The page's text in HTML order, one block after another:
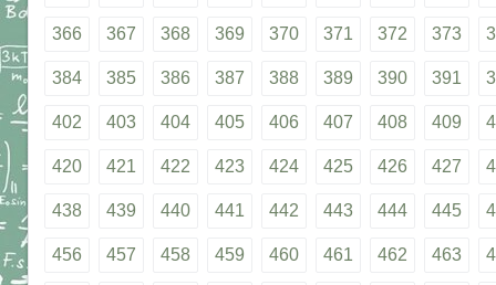
366 367 368 369 370 371 372 373
384 385 386 387 388 389 390 391
402 403 404 405 406 407 408 409
420 421 422 423 424 425 426 427
438 439 440 441 442 443 444 445
456 457 458 459 460 461 462 463